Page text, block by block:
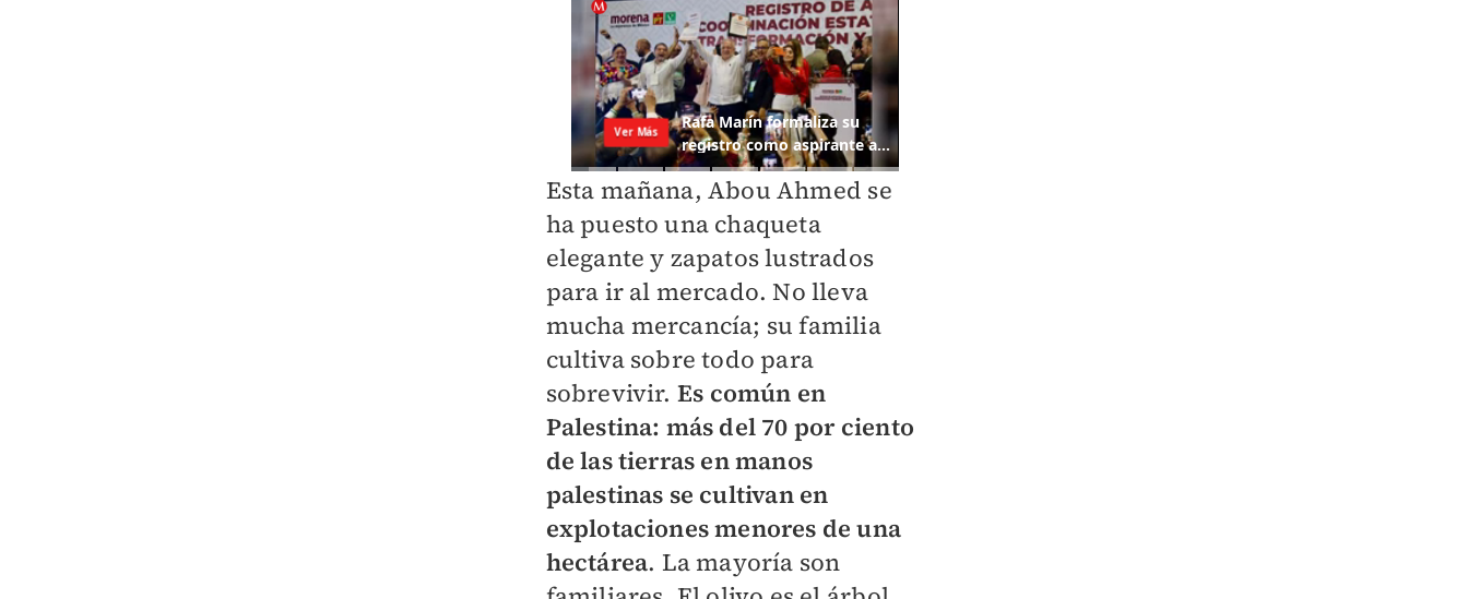
Esta mañana, Abou Ahmed se
ha puesto una chaqueta
elegante y zapatos lustrados
para ir al mercado. No lleva
mucha mercancía; su familia
cultiva sobre todo para
sobrevivir. Es común en
Palestina: más del 70 por ciento
de las tierras en manos
palestinas se cultivan en
explotaciones menores de una
hectárea. La mayoría son